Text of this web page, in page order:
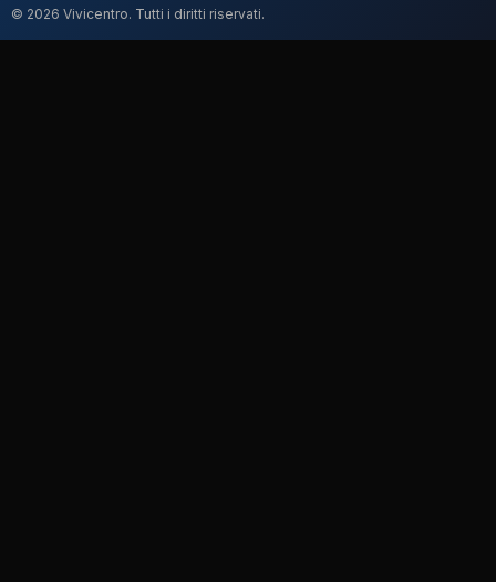
© 2026 Vivicentro. Tutti i diritti riservati.